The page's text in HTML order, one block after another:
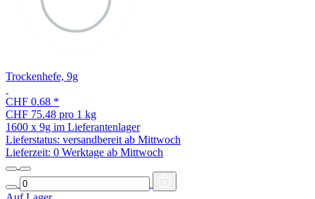
Trockenhefe, 9g
CHF 0.68 *
CHF 75.48 pro 1 kg
1600 x 9g im Lieferantenlager
Lieferstatus: versandbereit ab Mittwoch
Lieferzeit: 0 Werktage ab Mittwoch